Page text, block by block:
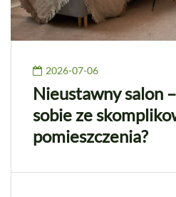
2026-07-06
Nieustawny salon
sobie ze
pomieszczenia?